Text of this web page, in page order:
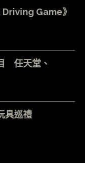
Driving Game》
任天堂、
具巡禮